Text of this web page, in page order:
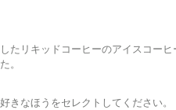
たリキッドコーヒーのアイスコー
。
きなほうをセレクトしてください。